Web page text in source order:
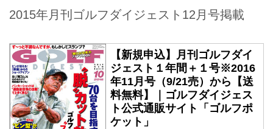
2015年月刊ゴルフダイジェスト12月号掲載
【新規申込】月刊ゴルフダイ
ジェスト１年間＋１号※2016
年11月号（9/21売）から【送
料無料】｜ゴルフダイジェス
ト公式通販サイト「ゴルフポ
ケット」